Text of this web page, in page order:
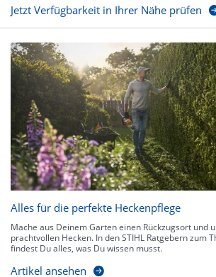
Jetzt Verfügbarkeit in Ihrer Nähe prüfen
Alles für die perfekte Heckenpflege
Mache aus Deinem Garten einen Rückzugsort und
prachtvollen Hecken. In den STIHL Ratgebern zum
findest Du alles, was Du wissen musst.
Artikel ansehen